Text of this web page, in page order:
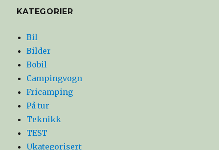
KATEGORIER
Bil
Bilder
Bobil
Campingvogn
Fricamping
På tur
Teknikk
TEST
Ukategorisert